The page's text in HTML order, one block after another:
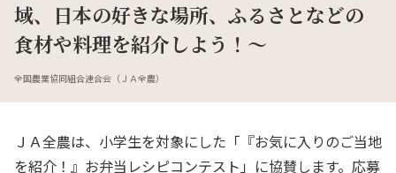
域、日本の好きな場所、ふるさとなどの
食材や料理を紹介しよう！～
全国農業協同組合連合会（ＪＡ全農）
ＪＡ全農は、小学生を対象にした「『お気に入りのご当地
を紹介！』お弁当レシピコンテスト」に協賛します。応募